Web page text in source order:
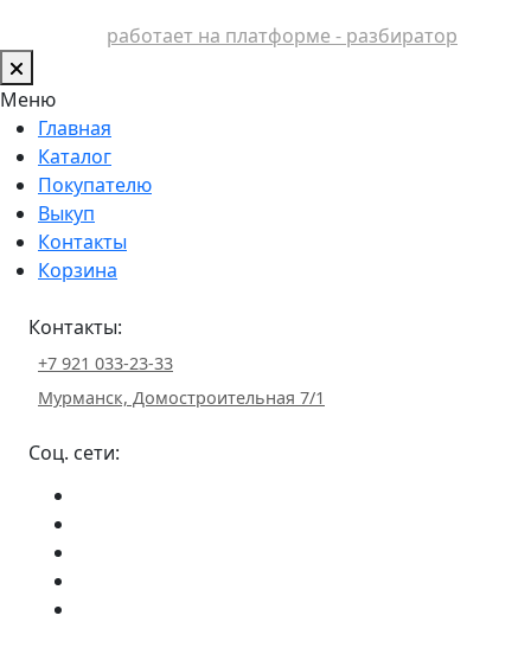
работает на платформе - разбиратор
Меню
Главная
Каталог
Покупателю
Выкуп
Контакты
Корзина
Контакты:
+7 921 033-23-33
Мурманск, Домостроительная 7/1
Соц. сети: